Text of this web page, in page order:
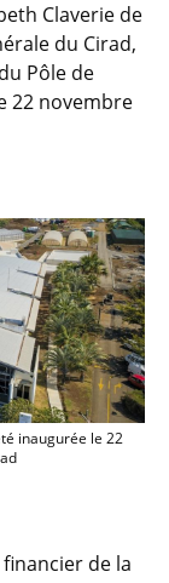
Claverie de
du Cirad,
Pôle de
22 novembre
de protection des
inaugurée le 22
de la